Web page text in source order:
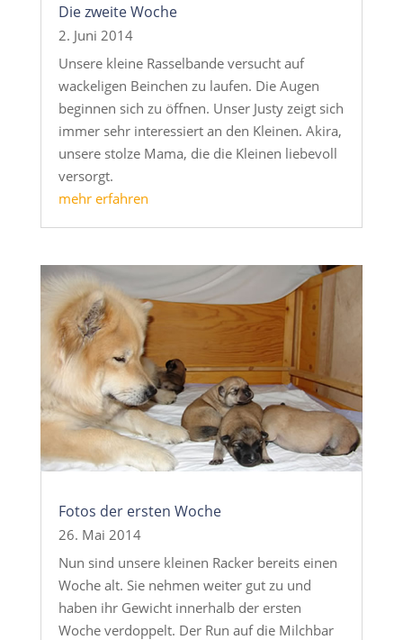
Die zweite Woche
2. Juni 2014
Unsere kleine Rasselbande versucht auf
wackeligen Beinchen zu laufen. Die Augen
beginnen sich zu öffnen. Unser Justy zeigt sich
immer sehr interessiert an den Kleinen. Akira,
unsere stolze Mama, die die Kleinen liebevoll
versorgt.
mehr erfahren
Fotos der ersten Woche
26. Mai 2014
Nun sind unsere kleinen Racker bereits einen
Woche alt. Sie nehmen weiter gut zu und
haben ihr Gewicht innerhalb der ersten
Woche verdoppelt. Der Run auf die Milchbar